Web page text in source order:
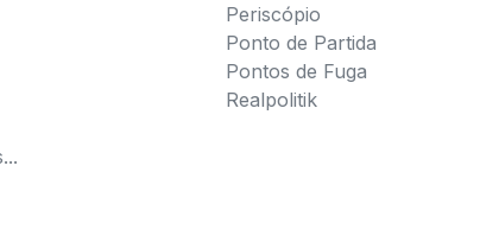
Periscópio
Ponto de Partida
Pontos de Fuga
Realpolitik